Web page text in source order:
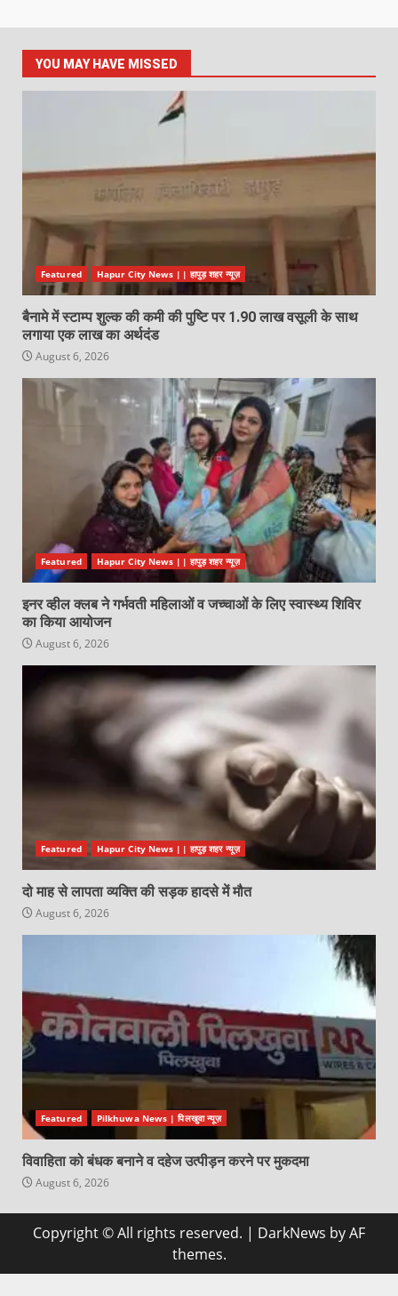
YOU MAY HAVE MISSED
Featured Hapur City News || हापुड़ शहर न्यूज़
बैनामे में स्टाम्प शुल्क की कमी की पुष्टि पर 1.90 लाख वसूली के साथ
लगाया एक लाख का अर्थदंड
August 6, 2026
Featured Hapur City News || हापुड़ शहर न्यूज़
इनर व्हील क्लब ने गर्भवती महिलाओं व जच्चाओं के लिए स्वास्थ्य शिविर
का किया आयोजन
August 6, 2026
Featured Hapur City News || हापुड़ शहर न्यूज़
दो माह से लापता व्यक्ति की सड़क हादसे में मौत
August 6, 2026
Featured Pilkhuwa News | पिलखुवा न्यूज़
विवाहिता को बंधक बनाने व दहेज उत्पीड़न करने पर मुकदमा
August 6, 2026
Copyright © All rights reserved. | DarkNews by AF
themes.